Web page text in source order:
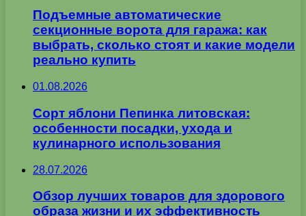
Подъемные автоматические
секционные ворота для гаража: как
выбрать, сколько стоят и какие модели
реально купить
01.08.2026
Сорт яблони Пепинка литовская:
особенности посадки, ухода и
кулинарного использования
28.07.2026
Обзор лучших товаров для здорового
образа жизни и их эффективность